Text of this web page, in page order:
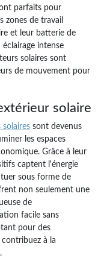
parfaits pour
zones de travail
et leur batterie de
intense
solaires sont
de mouvement pour
solaire
solaires sont devenus
les espaces
Grâce à leur
captent l'énergie
sous forme de
non seulement une
de
facile sans
pour des
contribuez à la